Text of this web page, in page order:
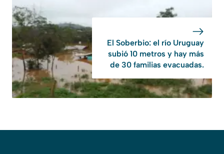
El Soberbio: el río Uruguay
subió 10 metros y hay más
de 30 familias evacuadas.